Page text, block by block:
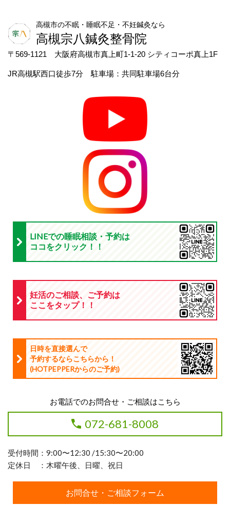
高槻市の不眠・睡眠不足・不妊鍼灸なら
高槻宗八鍼灸整骨院
〒569-1121 大阪府高槻市真上町1-1-20 シティコーポ真上1F
JR高槻駅西口徒歩7分 駐車場：共同駐車場6台分
LINEでの睡眠相談・予約は
ココをクリック！！
妊活のご相談、ご予約は
ここをタップ！！
日時を直接選んで
予約するならこちらから！
(HOTPEPPERからのご予約)
お電話でのお問合せ・ご相談はこちら
072-681-8008
受付時間：9:00〜12:30 /15:30〜20:00
定休日 ：木曜午後、日曜、祝日
お問合せ・ご相談フォーム